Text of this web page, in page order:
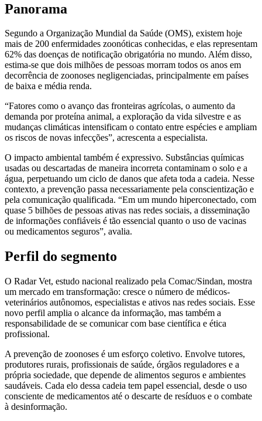
Panorama
Segundo a Organização Mundial da Saúde (OMS), existem hoje
mais de 200 enfermidades zoonóticas conhecidas, e elas representam
62% das doenças de notificação obrigatória no mundo. Além disso,
estima-se que dois milhões de pessoas morram todos os anos em
decorrência de zoonoses negligenciadas, principalmente em países
de baixa e média renda.
“Fatores como o avanço das fronteiras agrícolas, o aumento da
demanda por proteína animal, a exploração da vida silvestre e as
mudanças climáticas intensificam o contato entre espécies e ampliam
os riscos de novas infecções”, acrescenta a especialista.
O impacto ambiental também é expressivo. Substâncias químicas
usadas ou descartadas de maneira incorreta contaminam o solo e a
água, perpetuando um ciclo de danos que afeta toda a cadeia. Nesse
contexto, a prevenção passa necessariamente pela conscientização e
pela comunicação qualificada. “Em um mundo hiperconectado, com
quase 5 bilhões de pessoas ativas nas redes sociais, a disseminação
de informações confiáveis é tão essencial quanto o uso de vacinas
ou medicamentos seguros”, avalia.
Perfil do segmento
O Radar Vet, estudo nacional realizado pela Comac/Sindan, mostra
um mercado em transformação: cresce o número de médicos-
veterinários autônomos, especialistas e ativos nas redes sociais. Esse
novo perfil amplia o alcance da informação, mas também a
responsabilidade de se comunicar com base científica e ética
profissional.
A prevenção de zoonoses é um esforço coletivo. Envolve tutores,
produtores rurais, profissionais de saúde, órgãos reguladores e a
própria sociedade, que depende de alimentos seguros e ambientes
saudáveis. Cada elo dessa cadeia tem papel essencial, desde o uso
consciente de medicamentos até o descarte de resíduos e o combate
à desinformação.